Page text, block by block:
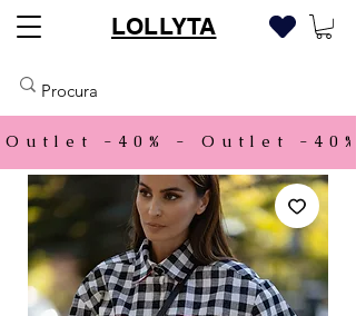
LOLLYTA
Outlet -40% -